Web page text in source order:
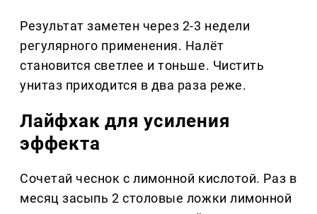
Результат заметен через 2-3 недели
регулярного применения. Налёт
становится светлее и тоньше. Чистить
унитаз приходится в два раза реже.
Лайфхак для усиления
эффекта
Сочетай чеснок с лимонной кислотой. Раз в
месяц засыпь 2 столовые ложки лимонной